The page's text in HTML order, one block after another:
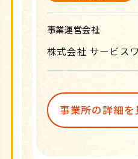
事業運営会社
株式会社 サービス
事業所の詳細を